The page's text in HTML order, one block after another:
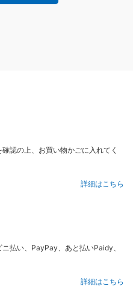
認の上、お買い物かごに入れてく
詳細はこちら
払い、PayPay、あと払いPaidy、
詳細はこちら